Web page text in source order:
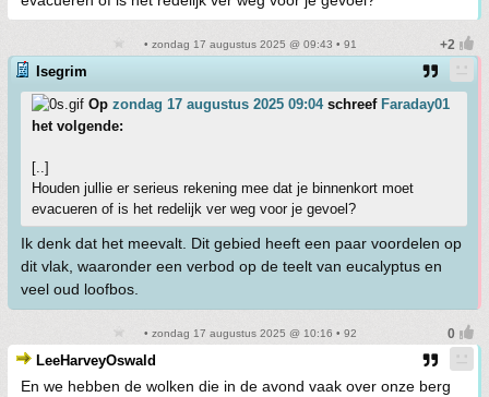
• zondag 17 augustus 2025 @ 09:43 • 91
Isegrim
Op zondag 17 augustus 2025 09:04schreef Faraday01
het volgende:
[..]
Houden jullie er serieus rekening mee dat je binnenkort moet
evacueren of is het redelijk ver weg voor je gevoel?
Ik denk dat het meevalt. Dit gebied heeft een paar voordelen op
dit vlak, waaronder een verbod op de teelt van eucalyptus en
veel oud loofbos.
• zondag 17 augustus 2025 @ 10:16 • 92
LeeHarveyOswald
En we hebben de wolken die in de avond vaak over onze berg